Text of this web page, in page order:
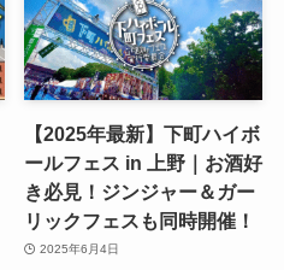
【2025年最新】下町ハイボ
ールフェス in 上野｜お酒好
き必見！ジンジャー＆ガー
リックフェスも同時開催！
2025年6月4日